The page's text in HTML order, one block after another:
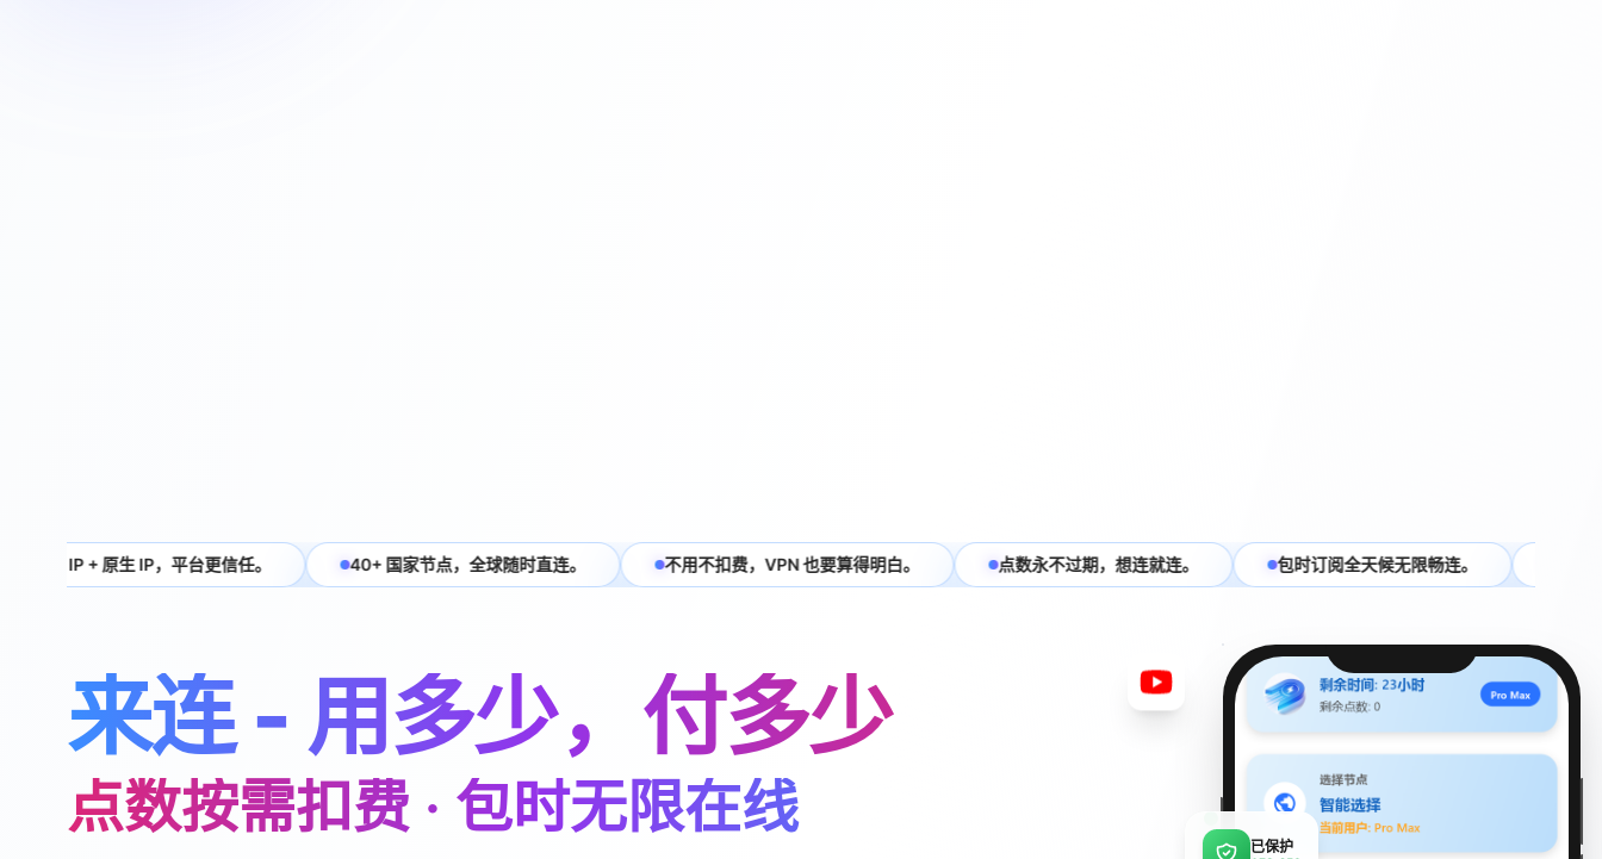
点数永不过期，想连就连。 包时订阅全天候无限畅连。 家庭 IP + 原生 IP，平台更信任。 40+ 国家节点，全球随时直连。 不用不扣费，VPN 也要算得明白。
来连 - 用多少，付多少
点数按需扣费 · 包时无限在线 已保护
AES-256